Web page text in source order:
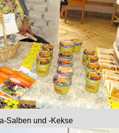
Salben und -Kekse